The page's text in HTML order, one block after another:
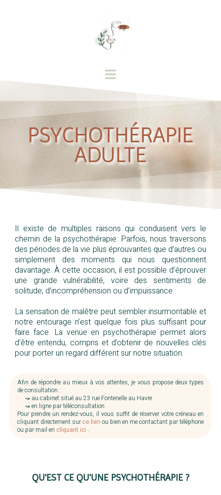
PSYCHOTHÉRAPIE
ADULTE
Il existe de multiples raisons qui conduisent vers le
chemin de la psychothérapie. Parfois, nous traversons
des périodes de la vie plus éprouvantes que d’autres ou
simplement des moments qui nous questionnent
davantage. À cette occasion, il est possible d’éprouver
une grande vulnérabilité, voire des sentiments de
solitude, d’incompréhension ou d’impuissance.
La sensation de malêtre peut sembler insurmontable et
notre entourage n’est quelque fois plus suffisant pour
faire face. La venue en psychothérapie permet alors
d’être entendu, compris et d’obtenir de nouvelles clés
pour porter un regard différent sur notre situation.
Afin de répondre au mieux à vos attentes, je vous propose deux types
de consultation :
⤳ au cabinet situé au 23 rue Fontenelle au Havre
⤳ en ligne par téléconsultation
Pour prendre un rendez-vous, il vous suffit de réserver votre créneau en
cliquant directement sur ce lien ou bien en me contactant par téléphone
ou par mail en cliquant ici .
QU'EST CE QU'UNE PSYCHOTHÉRAPIE ?